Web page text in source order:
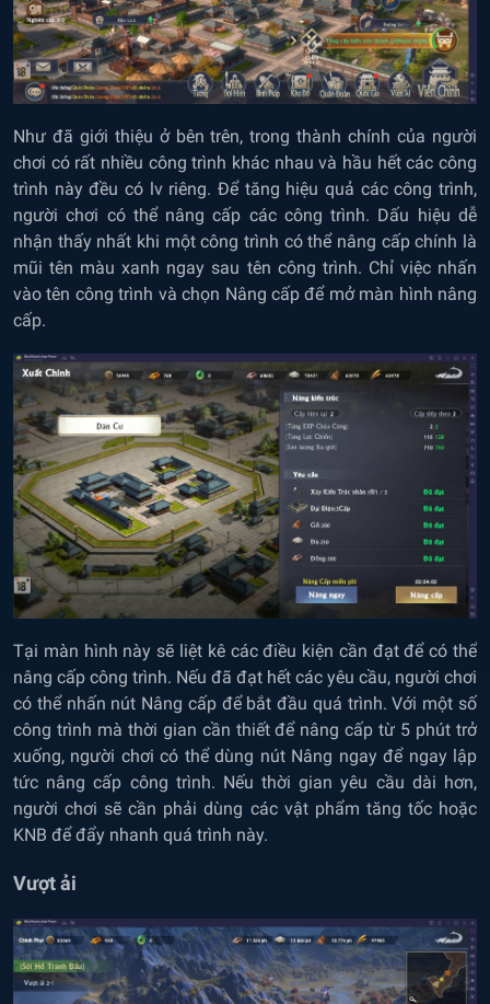
Như đã giới thiệu ở bên trên, trong thành chính của người
chơi có rất nhiều công trình khác nhau và hầu hết các công
trình này đều có lv riêng. Để tăng hiệu quả các công trình,
người chơi có thể nâng cấp các công trình. Dấu hiệu dễ
nhận thấy nhất khi một công trình có thể nâng cấp chính là
mũi tên màu xanh ngay sau tên công trình. Chỉ việc nhấn
vào tên công trình và chọn Nâng cấp để mở màn hình nâng
cấp.
Tại màn hình này sẽ liệt kê các điều kiện cần đạt để có thể
nâng cấp công trình. Nếu đã đạt hết các yêu cầu, người chơi
có thể nhấn nút Nâng cấp để bắt đầu quá trình. Với một số
công trình mà thời gian cần thiết để nâng cấp từ 5 phút trở
xuống, người chơi có thể dùng nút Nâng ngay để ngay lập
tức nâng cấp công trình. Nếu thời gian yêu cầu dài hơn,
người chơi sẽ cần phải dùng các vật phẩm tăng tốc hoặc
KNB để đẩy nhanh quá trình này.
Vượt ải